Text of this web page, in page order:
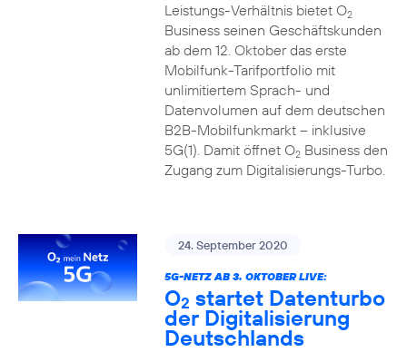
Leistungs-Verhältnis bietet O2
Business seinen Geschäftskunden
ab dem 12. Oktober das erste
Mobilfunk-Tarifportfolio mit
unlimitiertem Sprach- und
Datenvolumen auf dem deutschen
B2B-Mobilfunkmarkt – inklusive
5G(1). Damit öffnet O2Business den
Zugang zum Digitalisierungs-Turbo.
24. September 2020
5G-NETZ AB 3. OKTOBER LIVE:
O2 startet Datenturbo
der Digitalisierung
Deutschlands